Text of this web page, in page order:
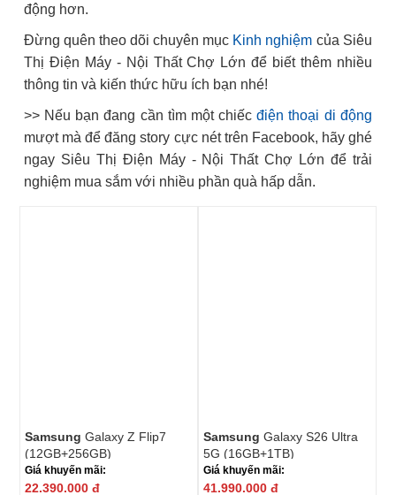
động hơn.
Đừng quên theo dõi chuyên mục Kinh nghiệm của Siêu
Thị Điện Máy - Nội Thất Chợ Lớn để biết thêm nhiều
thông tin và kiến thức hữu ích bạn nhé!
>> Nếu bạn đang cần tìm một chiếc điện thoại di động
mượt mà để đăng story cực nét trên Facebook, hãy ghé
ngay Siêu Thị Điện Máy - Nội Thất Chợ Lớn để trải
nghiệm mua sắm với nhiều phần quà hấp dẫn.
Samsung Galaxy Z Flip7
(12GB+256GB)
Giá khuyến mãi:
22.390.000 đ
Samsung Galaxy S26 Ultra
5G (16GB+1TB)
Giá khuyến mãi:
41.990.000 đ